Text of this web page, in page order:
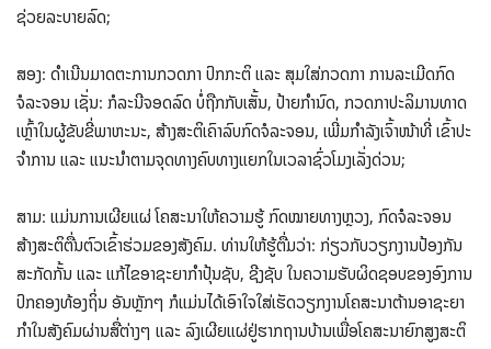
ຊ່ວຍລະບາຍລົດ;
ສອງ: ດໍາເນີນມາດຕະການກວດກາ ປົກກະຕິ ແລະ ສຸມໃສ່ກວດກາ ການລະເມີດກົດ
ຈໍລະຈອນ ເຊັ່ນ: ກໍລະນີຈອດລົດ ບໍ່ຖືກກັບເສັ້ນ, ປ້າຍກໍານົດ, ກວດກາປະລິມານທາດ
ເຫຼົ້າໃນຜູ້ຂັບຂີ່ພາຫະນະ, ສ້າງສະຕິເຄົາລົບກົດຈໍລະຈອນ, ເພີ່ມກໍາລັງເຈົ້າໜ້າທີ່ ເຂົ້າປະ
ຈໍາການ ແລະ ແນະນໍາຕາມຈຸດທາງຄົບທາງແຍກໃນເວລາຊົ່ວໂມງເລັ່ງດ່ວນ;
ສາມ: ແມ່ນການເຜີຍແຜ່ ໂຄສະນາໃຫ້ຄວາມຮູ້ ກົດໝາຍທາງຫຼວງ, ກົດຈໍລະຈອນ
ສ້າງສະຕິຕື່ນຕົວເຂົ້າຮ່ວມຂອງສັງຄົມ. ທ່ານໃຫ້ຮູ້ຕື່ມວ່າ: ກ່ຽວກັບວຽກງານປ້ອງກັນ
ສະກັດກັ້ນ ແລະ ແກ້ໄຂອາຊະຍາກໍາປຸ້ນຊັບ, ຊີງຊັບ ໃນຄວາມຮັບຜິດຊອບຂອງອົງການ
ປົກຄອງທ້ອງຖິ່ນ ອັນຫຼັກໆ ກໍແມ່ນໄດ້ເອົາໃຈໃສ່ເຮັດວຽກງານໂຄສະນາຕ້ານອາຊະຍາ
ກໍາໃນສັງຄົມຜ່ານສື່ຕ່າງໆ ແລະ ລົງ​ເຜີຍ​ແຜ່​ຢູ່ຮາກຖານບ້ານເພື່ອໂຄສະນາຍົກສູງສະຕິ